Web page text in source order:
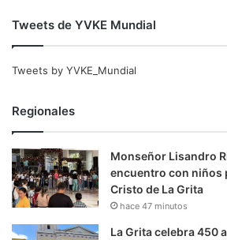
Tweets de YVKE Mundial
Tweets by YVKE_Mundial
Regionales
Monseñor Lisandro
encuentro con niños
Cristo de La Grita
hace 47 minutos
La Grita celebra 450